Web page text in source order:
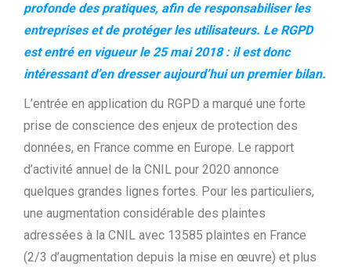
profonde des pratiques, afin de responsabiliser les
entreprises et de protéger les utilisateurs. Le RGPD
est entré en vigueur le 25 mai 2018 : il est donc
intéressant d’en dresser aujourd’hui un premier bilan.
L’entrée en application du RGPD a marqué une forte
prise de conscience des enjeux de protection des
données, en France comme en Europe. Le rapport
d’activité annuel de la CNIL pour 2020 annonce
quelques grandes lignes fortes. Pour les particuliers,
une augmentation considérable des plaintes
adressées à la CNIL avec 13585 plaintes en France
(2/3 d’augmentation depuis la mise en œuvre) et plus